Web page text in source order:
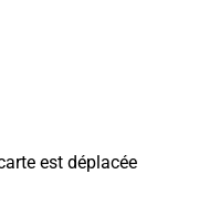
est déplacée